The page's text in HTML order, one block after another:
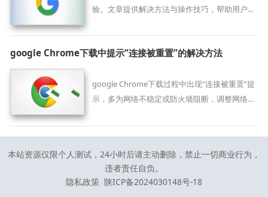
验。文章提供解决方法与操作技巧，帮助用户保
google Chrome下载中提示“连接被重置”的解决方法
google Chrome下载过程中出现“连接被重置”提
示，多为网络不稳定或防火墙阻断，调整网络设
本站资源仅限个人测试，24小时后请主动删除，禁止一切商业行为，
违者责任自负。
隐私政策 陕ICP备2024030148号-18